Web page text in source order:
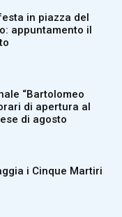
in piazza del
appuntamento il
“Bartolomeo
di apertura al
di agosto
i Cinque Martiri